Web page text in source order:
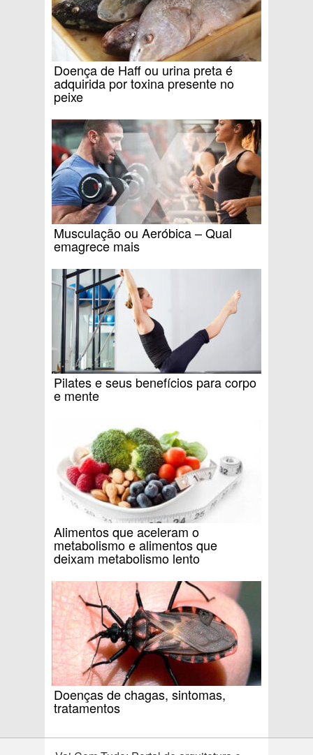
Doença de Haff ou urina preta é
adquirida por toxina presente no
peixe
Musculação ou Aeróbica – Qual
emagrece mais
Pilates e seus benefícios para corpo
e mente
Alimentos que aceleram o
metabolismo e alimentos que
deixam metabolismo lento
Doenças de chagas, sintomas,
tratamentos